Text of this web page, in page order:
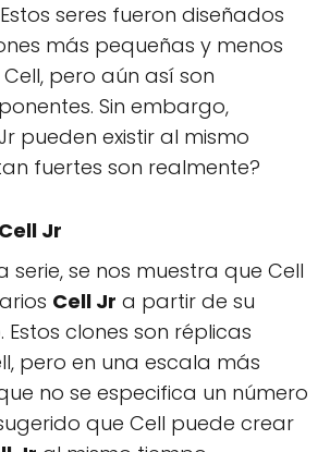
seres fueron diseñados
más pequeñas y menos
pero aún así son
Sin embargo,
pueden existir al mismo
fuertes son realmente?
Jr
serie, se nos muestra que Cell
Cell Jr a partir de su
clones son réplicas
pero en una escala más
no se especifica un número
que Cell puede crear